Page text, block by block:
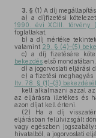
3. § (1) A díj
a) a díjfizetési
1990. évi XCIII. törvény
foglaltakat,
b) a díj mértéke
valamint 29. § (4)–(5)
c) a díj fizetésére
bekezdés első mondatában,
d) a jogorvoslati eljárási
e) a fizetési meghagyás
Itv. 78. § (1)–(3)
kell alkalmazni azzal
az eljárásra illetékes és
azon díjat kell érteni.
(2) Ha a díj
eljárásban felülvizsgált
vagy egészben
hivatalból, a jogorvoslati